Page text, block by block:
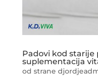
Padovi kod starije
suplementacija
od strane